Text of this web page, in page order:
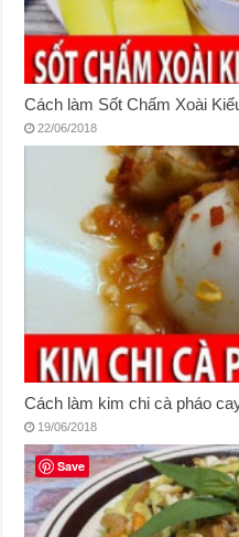
Cách làm Sốt Chấm Xoài
22/06/2018
Cách làm kim chi cà pháo
19/06/2018
Save